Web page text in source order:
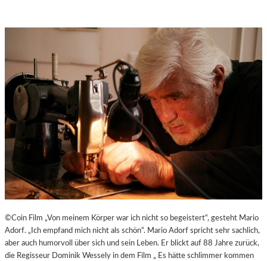
©Coin Film „Von meinem Körper war ich nicht so begeistert“, gesteht Mario
Adorf. „Ich empfand mich nicht als schön“. Mario Adorf spricht sehr sachlich,
aber auch humorvoll über sich und sein Leben. Er blickt auf 88 Jahre zurück,
die Regisseur Dominik Wessely in dem Film „ Es hätte schlimmer kommen